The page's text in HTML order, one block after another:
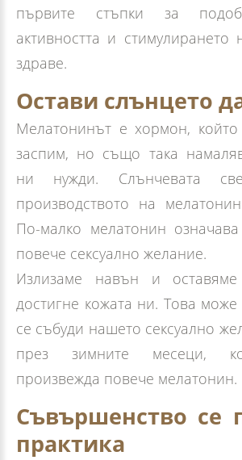
първите стъпки за
активността и стимулирането
здраве.
Остави слънцето
Мелатонинът е хормон,
заспим, но също така
ни нужди. Слънчевата
производството на
По-малко мелатонин
повече сексуално желание.
Излизаме навън и
достигне кожата ни. Това
се събуди нашето сексуално
през зимните месеци,
произвежда повече мелатонин.
Съвършенство се
практика